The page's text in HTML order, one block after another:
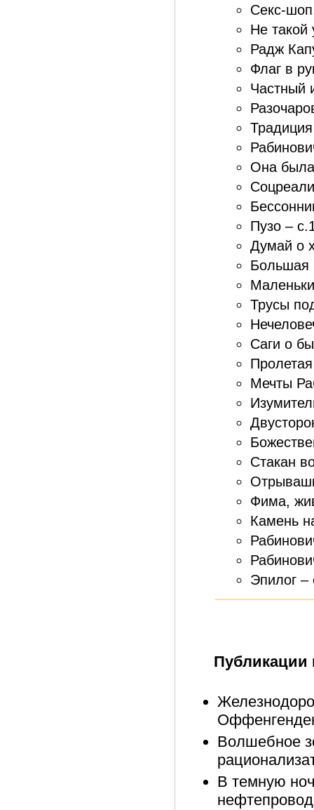
Секс-
Не такой
Радж
Флаг в
Частный
Она
Пузо –
Думай о
Большая
Трусы
Саги о
Мечты
Стакан
Фима,
Камень
Эпилог –
Публикации
Волшебное
В темную